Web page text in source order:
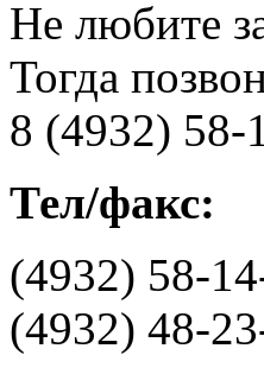
Не любите
Тогда
8 (4932) 58-
Тел/факс:
(4932) 58-
(4932) 48-